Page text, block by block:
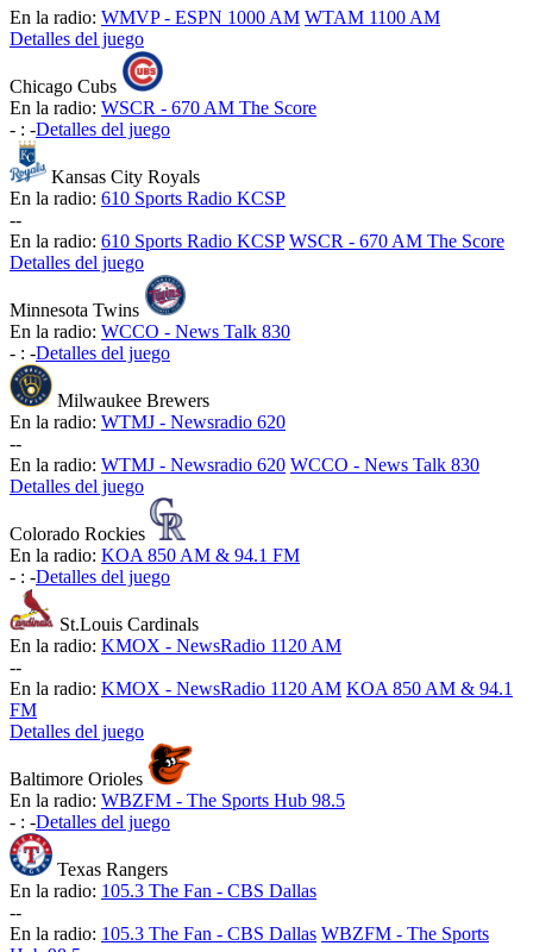
En la radio: WMVP - ESPN 1000 AM WTAM 1100 AM
Detalles del juego
Chicago Cubs
En la radio: WSCR - 670 AM The Score
- : -Detalles del juego
Kansas City Royals
En la radio: 610 Sports Radio KCSP
--
En la radio: 610 Sports Radio KCSP WSCR - 670 AM The Score
Detalles del juego
Minnesota Twins
En la radio: WCCO - News Talk 830
- : -Detalles del juego
Milwaukee Brewers
En la radio: WTMJ - Newsradio 620
--
En la radio: WTMJ - Newsradio 620 WCCO - News Talk 830
Detalles del juego
Colorado Rockies
En la radio: KOA 850 AM & 94.1 FM
- : -Detalles del juego
St.Louis Cardinals
En la radio: KMOX - NewsRadio 1120 AM
--
En la radio: KMOX - NewsRadio 1120 AM KOA 850 AM & 94.1
FM
Detalles del juego
Baltimore Orioles
En la radio: WBZFM - The Sports Hub 98.5
- : -Detalles del juego
Texas Rangers
En la radio: 105.3 The Fan - CBS Dallas
--
En la radio: 105.3 The Fan - CBS Dallas WBZFM - The Sports